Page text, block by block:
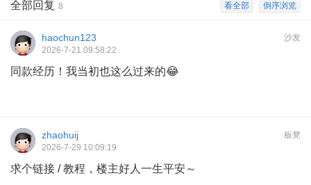
倒序浏览
看全部
全部回复 8
沙发
haochun123
2026-7-21 09:58:22
同款经历！我当初也这么过来的😂
板凳
zhaohuij
2026-7-29 10:09:19
求个链接 / 教程，楼主好人一生平安～